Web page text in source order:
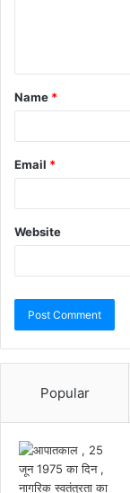
Name *
Email *
Website
Popular